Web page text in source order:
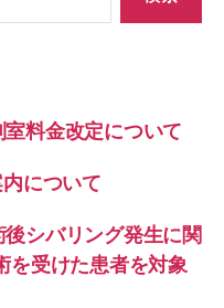
料金改定について
について
シバリング発生に関
を受けた患者を対象